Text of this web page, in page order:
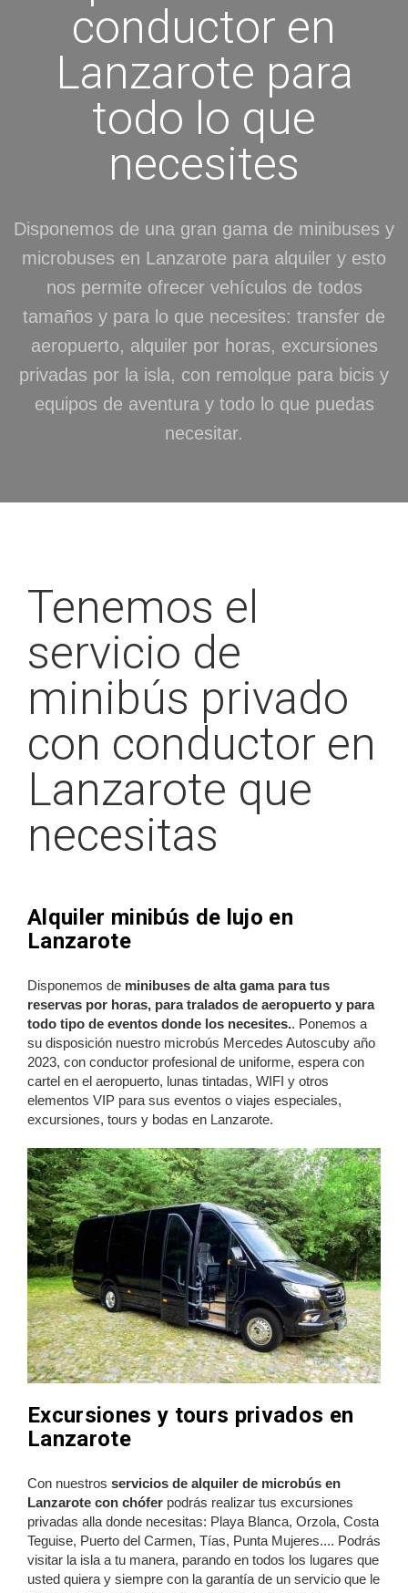
conductor en
Lanzarote para
todo lo que
necesites
Disponemos de una gran gama de minibuses y
microbuses en Lanzarote para alquiler y esto
nos permite ofrecer vehículos de todos
tamaños y para lo que necesites: transfer de
aeropuerto, alquiler por horas, excursiones
privadas por la isla, con remolque para bicis y
equipos de aventura y todo lo que puedas
necesitar.
Tenemos el
servicio de
minibús privado
con conductor en
Lanzarote que
necesitas
Alquiler minibús de lujo en
Lanzarote
Disponemos de minibuses de alta gama para tus
reservas por horas, para tralados de aeropuerto y para
todo tipo de eventos donde los necesites.. Ponemos a
su disposición nuestro microbús Mercedes Autoscuby año
2023, con conductor profesional de uniforme, espera con
cartel en el aeropuerto, lunas tintadas, WIFI y otros
elementos VIP para sus eventos o viajes especiales,
excursiones, tours y bodas en Lanzarote.
Excursiones y tours privados en
Lanzarote
Con nuestros servicios de alquiler de microbús en
Lanzarote con chófer podrás realizar tus excursiones
privadas alla donde necesitas: Playa Blanca, Orzola, Costa
Teguise, Puerto del Carmen, Tías, Punta Mujeres.... Podrás
visitar la isla a tu manera, parando en todos los lugares que
usted quiera y siempre con la garantía de un servicio que le